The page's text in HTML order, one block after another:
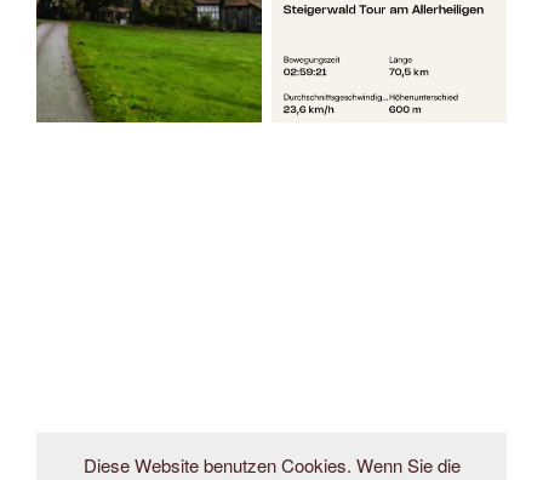
Diese Website benutzen Cookies. Wenn Sie die